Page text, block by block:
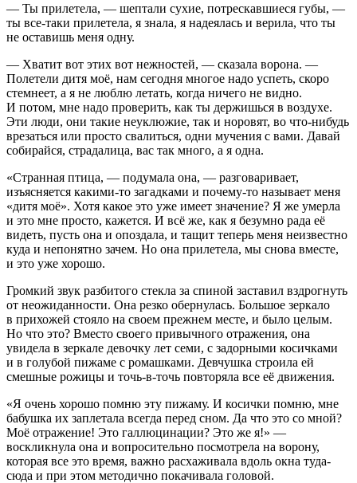
— Ты прилетела, — шептали сухие, потрескавшиеся губы, —
ты все-таки прилетела, я знала, я надеялась и верила, что ты
не оставишь меня одну.
— Хватит вот этих вот нежностей, — сказала ворона. —
Полетели дитя моё, нам сегодня многое надо успеть, скоро
стемнеет, а я не люблю летать, когда ничего не видно.
И потом, мне надо проверить, как ты держишься в воздухе.
Эти люди, они такие неуклюжие, так и норовят, во что-нибудь
врезаться или просто свалиться, одни мучения с вами. Давай
собирайся, страдалица, вас так много, а я одна.
«Странная птица, — подумала она, — разговаривает,
изъясняется какими-то загадками и почему-то называет меня
«дитя моё». Хотя какое это уже имеет значение? Я же умерла
и это мне просто, кажется. И всё же, как я безумно рада её
видеть, пусть она и опоздала, и тащит теперь меня неизвестно
куда и непонятно зачем. Но она прилетела, мы снова вместе,
и это уже хорошо.
Громкий звук разбитого стекла за спиной заставил вздрогнуть
от неожиданности. Она резко обернулась. Большое зеркало
в прихожей стояло на своем прежнем месте, и было целым.
Но что это? Вместо своего привычного отражения, она
увидела в зеркале девочку лет семи, с задорными косичками
и в голубой пижаме с ромашками. Девчушка строила ей
смешные рожицы и точь-в-точь повторяла все её движения.
«Я очень хорошо помню эту пижаму. И косички помню, мне
бабушка их заплетала всегда перед сном. Да что это со мной?
Моё отражение! Это галлюцинации? Это же я!» —
воскликнула она и вопросительно посмотрела на ворону,
которая все это время, важно расхаживала вдоль окна туда-
сюда и при этом методично покачивала головой.